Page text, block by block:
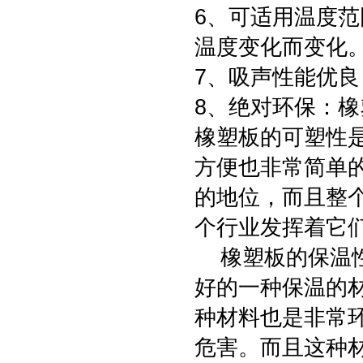
6、可适用温度
温度变化而变化
7、吸声性能优
8、绝对环保：
橡塑板的可塑性
方便也非常简单
的地位，而且整
个行业发挥着它
橡塑板的保温
好的一种保温的
种材料也是非常
危害。而且这种